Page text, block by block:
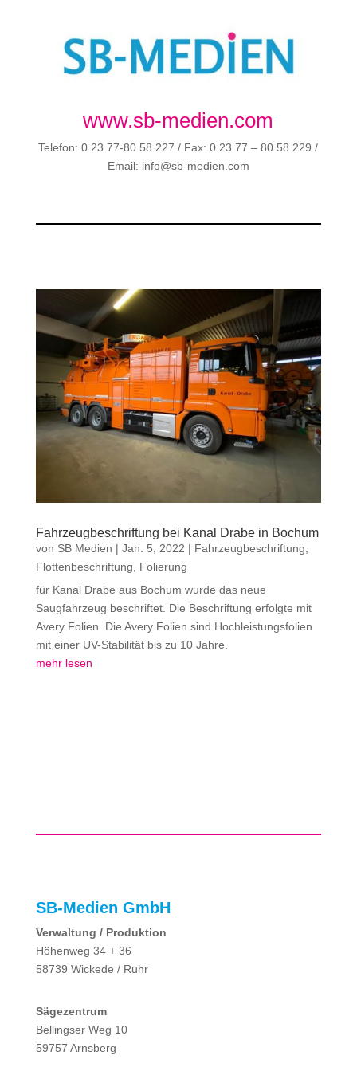
www.sb-medien.com
Telefon: 0 23 77-80 58 227 / Fax: 0 23 77 – 80 58 229 /
Email: info@sb-medien.com
Fahrzeugbeschriftung bei Kanal Drabe in Bochum
von SB Medien | Jan. 5, 2022 | Fahrzeugbeschriftung,
Flottenbeschriftung, Folierung
für Kanal Drabe aus Bochum wurde das neue
Saugfahrzeug beschriftet. Die Beschriftung erfolgte mit
Avery Folien. Die Avery Folien sind Hochleistungsfolien
mit einer UV-Stabilität bis zu 10 Jahre.
mehr lesen
SB-Medien GmbH
Verwaltung / Produktion
Höhenweg 34 + 36
58739 Wickede / Ruhr
Sägezentrum
Bellingser Weg 10
59757 Arnsberg